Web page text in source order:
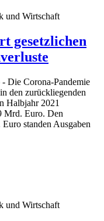
und Wirtschaft
gesetzlichen
Die Corona-Pandemie
den zurückliegenden
Halbjahr 2021
Mrd. Euro. Den
standen Ausgaben
und Wirtschaft